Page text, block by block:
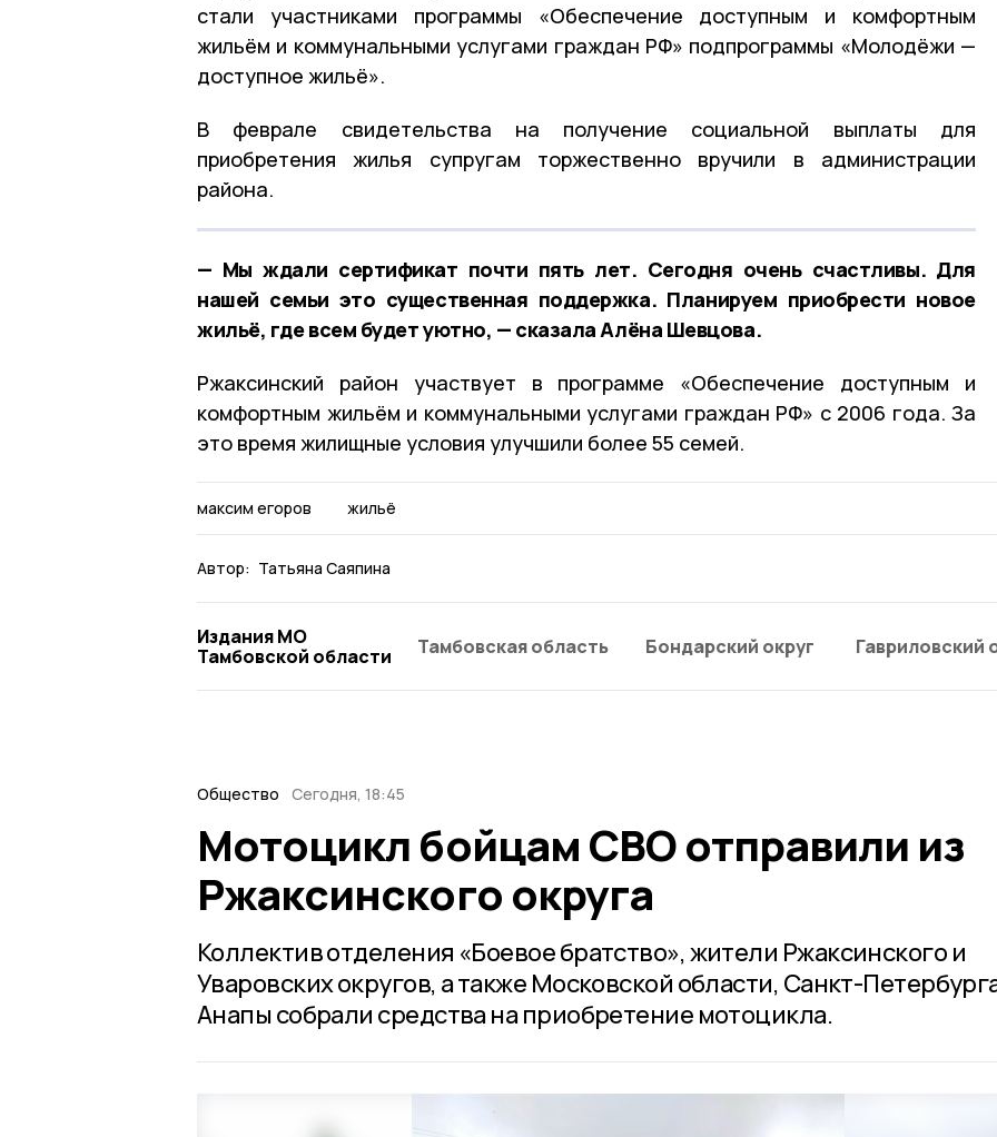
стали участниками программы «Обеспечение доступным и комфортным
жильём и коммунальными услугами граждан РФ» подпрограммы «Молодёжи —
доступное жильё».
В феврале свидетельства на получение социальной выплаты для
приобретения жилья супругам торжественно вручили в администрации
района.
— Мы ждали сертификат почти пять лет. Сегодня очень счастливы. Для
нашей семьи это существенная поддержка. Планируем приобрести новое
жильё, где всем будет уютно, — сказала Алёна Шевцова.
Ржаксинский район участвует в программе «Обеспечение доступным и
комфортным жильём и коммунальными услугами граждан РФ» с 2006 года. За
это время жилищные условия улучшили более 55 семей.
максим егоров жильё
Автор: Татьяна Саяпина
Издания МО
Тамбовской области
Тамбовская область Бондарский округ Гавриловский
Общество Сегодня, 18:45
Мотоцикл бойцам СВО отправили из
Ржаксинского округа
Коллектив отделения «Боевое братство», жители Ржаксинского и
Уваровских округов, а также Московской области, Санкт-
Анапы собрали средства на приобретение мотоцикла.